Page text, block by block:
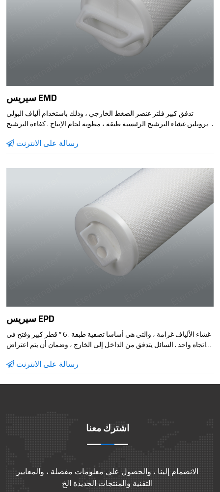
سيريس EMD
تدفق كبير فلتر عنصر الضغط الخارجي ، وذلك باستخدام ألياف البولي
بروبلين غشاء الترشيح الرئيسية طبقة ، مطوية لحام الإنتاج . كفاءة الترشيح
التلوث ، تدفق كبير . يقلل بشكل فعال من عدد من المرشحات والمساحة
رسالة على الانترنت
سيريس EPD
غشاء الألياف غرامة ، والتي هي أساسا تصفية طبقة . 6 ″ قطر كبير وفتح في
اتجاه واحد . السائل يتدفق من الداخل إلى الخارج ، وضمان أن يتم اعتراض
التلوث ، تدفق كبير . فائدة نموذج يمكن أن ينقذ كثيرا من تكلفة الاستثمار في
المياه المتداولة ، السائل إزالة النجاسة الترشيح في مختلف الصناعات .
رسالة على الانترنت
اشترك معنا
الانضمام إلينا ، والحصول على معلومات مفصلة ، والمعايير
التقنية والمنتجات الجديدة الخ